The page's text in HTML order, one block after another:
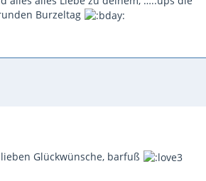
Burzeltag
Glückwünsche, barfuß